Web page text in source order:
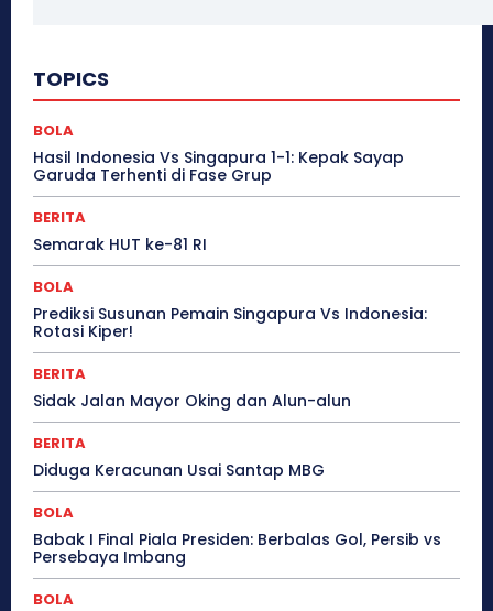
TOPICS
BOLA
Hasil Indonesia Vs Singapura 1-1: Kepak Sayap
Garuda Terhenti di Fase Grup
BERITA
Semarak HUT ke-81 RI
BOLA
Prediksi Susunan Pemain Singapura Vs Indonesia:
Rotasi Kiper!
BERITA
Sidak Jalan Mayor Oking dan Alun-alun
BERITA
Diduga Keracunan Usai Santap MBG
BOLA
Babak I Final Piala Presiden: Berbalas Gol, Persib vs
Persebaya Imbang
BOLA